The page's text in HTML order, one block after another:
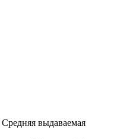
Средняя выдаваемая